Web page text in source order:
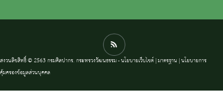
สงวนลิขสิทธิ์ © 2563 กรมศิลปากร. กระทรวงวัฒนธรรม -นโยบายเว็บไซต์|มาตรฐาน |นโยบายการ
คุ้มครองข้อมูลส่วนบุคคล